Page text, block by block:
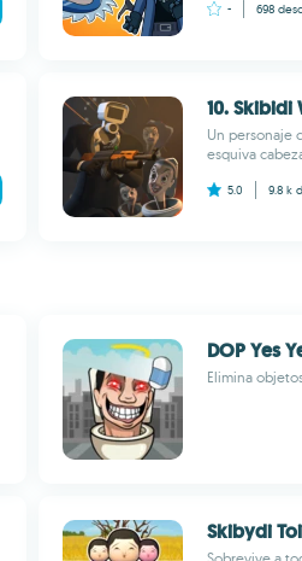
- 698
10. Skibidi
Un personaje
esquiva
5.0 9.8 k
DOP Yes
Elimina
Skibydi